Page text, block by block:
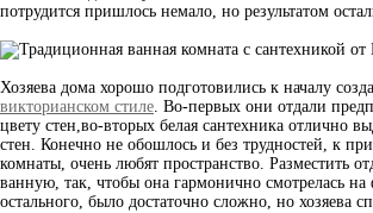
потрудится пришлось немало, но результатом
Хозяева дома хорошо подготовились к началу
викторианском стиле . Во-первых они отдали
цвету стен,во-вторых белая сантехника отлично
стен. Конечно не обошлось и без трудностей, к
комнаты, очень любят пространство. Разместить
ванную, так, чтобы она гармонично смотрелась на
остального, было достаточно сложно, но хозяева